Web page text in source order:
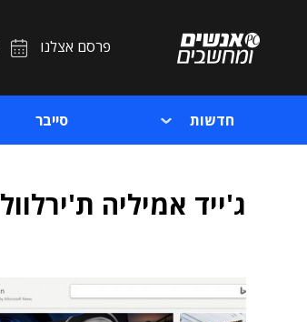
פרסם אצלנו
חדשות סייבר
ג'ייד אמיליה ת'ירלוול